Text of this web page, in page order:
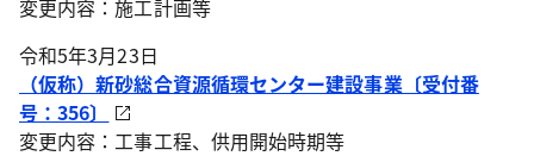
変更内容：施工計画等
令和5年3月23日
（仮称）新砂総合資源循環センター建設事業〔受付番
号：356〕
変更内容：工事工程、供用開始時期等